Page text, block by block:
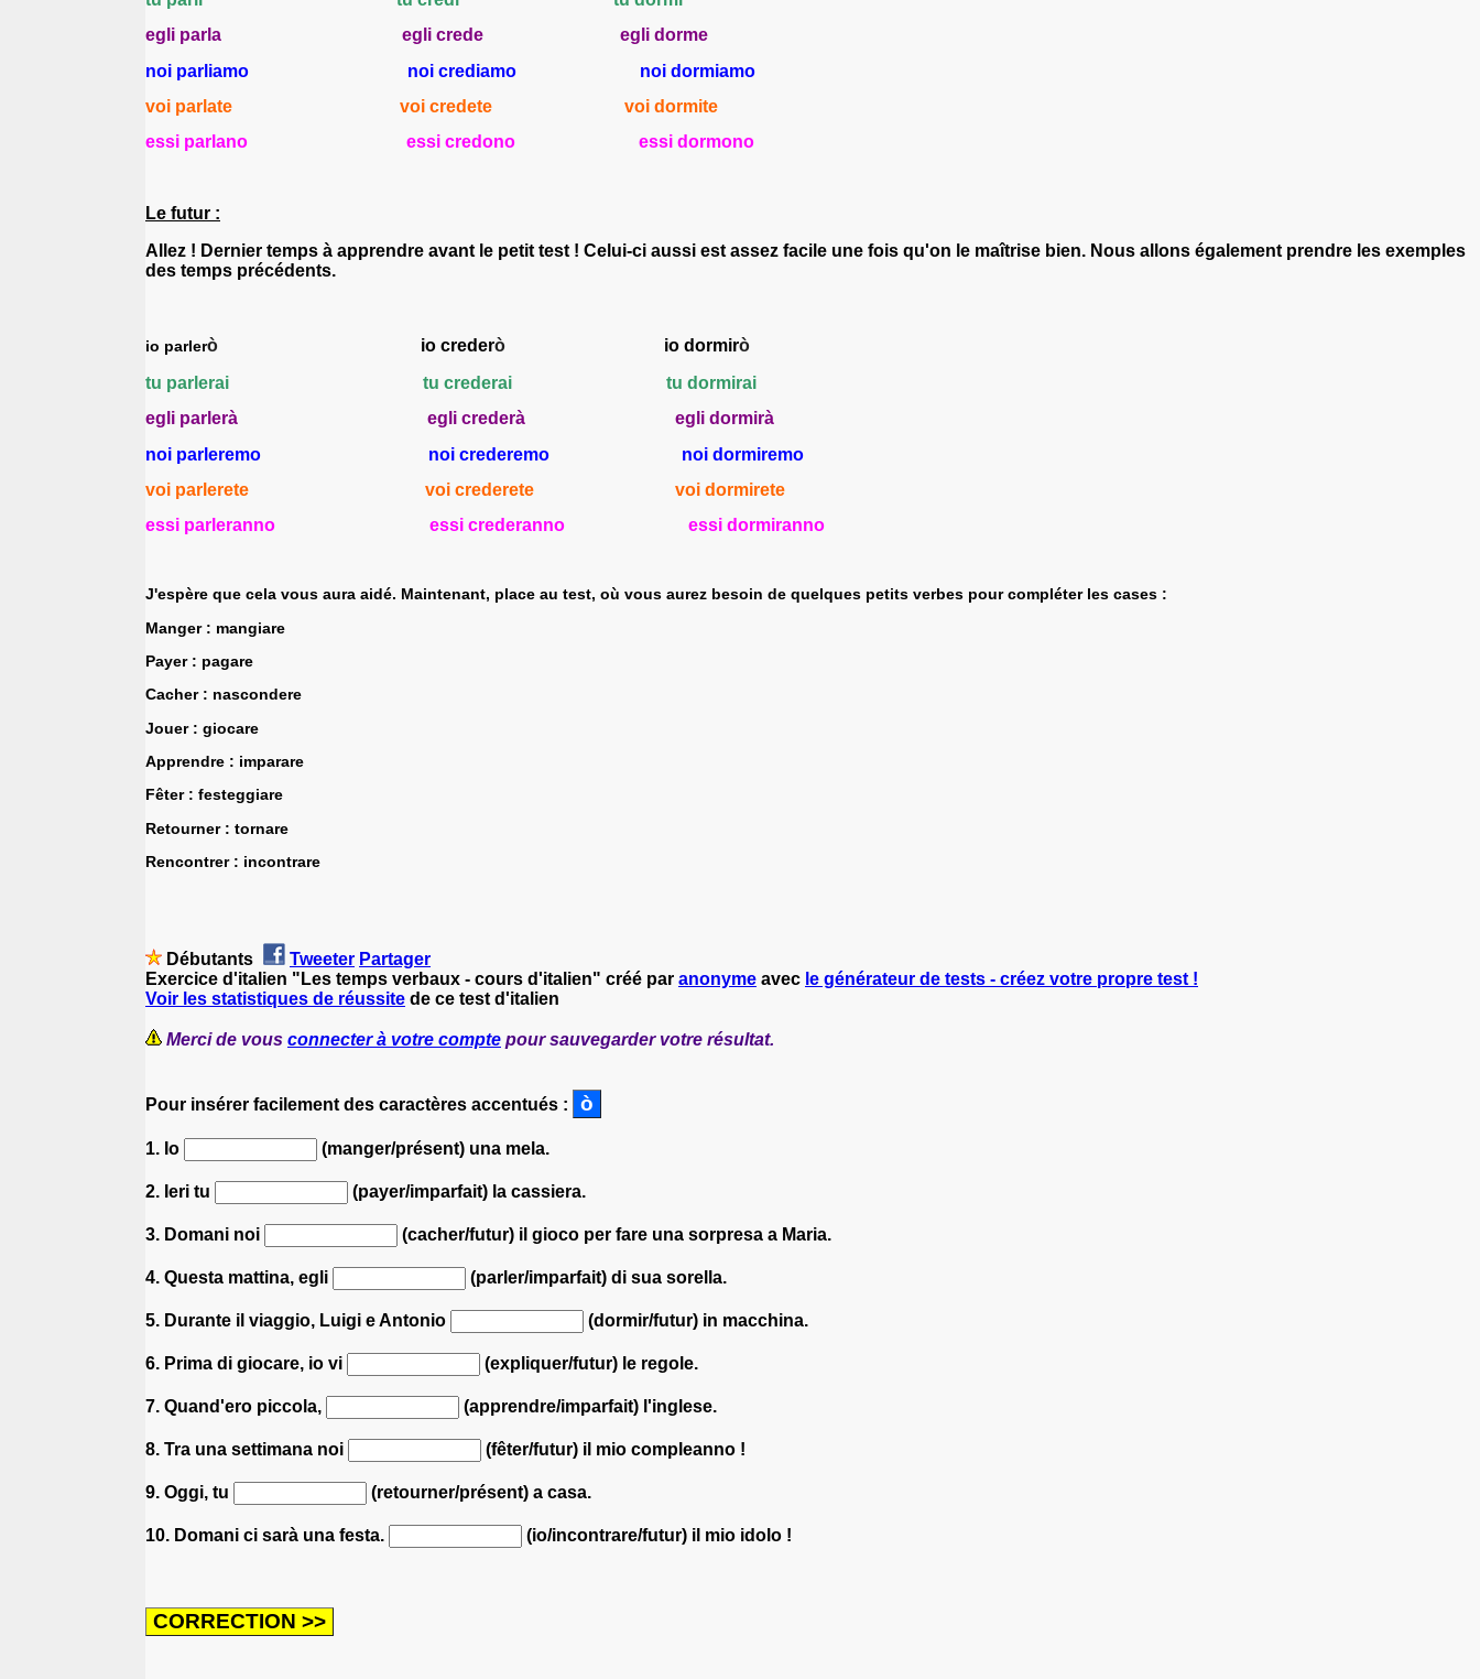
egli parl a egli crede egli dorme
noi parl iamo noi cred iamo noi dormiamo
voi parl ate voi credete voi dormite
essi parl ano essi credono essi dormono
Le futur :
Allez ! Dernier temps à apprendre avant le petit test ! Celui-ci aussi est assez facile une fois qu'on le maîtrise bien. Nous allons également prendre les exemples
des temps précédents.
io parlerò io crederò io dormirò
tu parl erai tu crederai tu dormirai
egli parl erà egli crederà egli dormirà
noi parl eremo noi crederemo noi dormiremo
voi parl erete voi crederete voi dormirete
essi parl eranno essi crederanno essi dormiranno
J'espère que cela vous aura aidé. Maintenant, place au test, où vous aurez besoin de quelques petits verbes pour compléter les cases :
Manger : mangiare
Payer : pagare
Cacher : nascondere
Jouer : giocare
Apprendre : imparare
Fêter : festeggiare
Retourner : tornare
Rencontrer : incontrare
Débutants Tweeter Partager
Exercice d'italien "Les temps verbaux - cours d'italien" créé par anonyme avec le générateur de tests - créez votre propre test !
Voir les statistiques de réussite de ce test d'italien
Merci de vous connecter à votre compte pour sauvegarder votre résultat.
Pour insérer facilement des caractères accentués :
1. Io (manger/présent) una mela.
2. Ieri tu (payer/imparfait) la cassiera.
3. Domani noi (cacher/futur) il gioco per fare una sorpresa a Maria.
4. Questa mattina, egli (parler/imparfait) di sua sorella.
5. Durante il viaggio, Luigi e Antonio (dormir/futur) in macchina.
6. Prima di giocare, io vi (expliquer/futur) le regole.
7. Quand'ero piccola, (apprendre/imparfait) l'inglese.
8. Tra una settimana noi (fêter/futur) il mio compleanno !
9. Oggi, tu (retourner/présent) a casa.
10. Domani ci sarà una festa. (io/incontrare/futur) il mio idolo !